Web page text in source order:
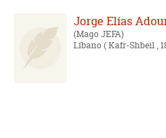
Jorge Elías
Mago JEFA
Líbano( Kafr-Shbeil ,